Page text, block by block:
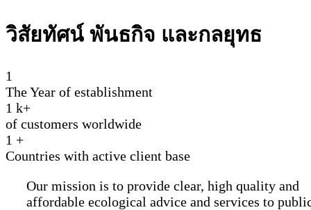
วิสัยทัศน์ พันธกิจ และกลยุทธ
1
The Year of establishment
1 k+
of customers worldwide
1 +
Countries with active client base
Our mission is to provide clear, high quality and
affordable ecological advice and services to